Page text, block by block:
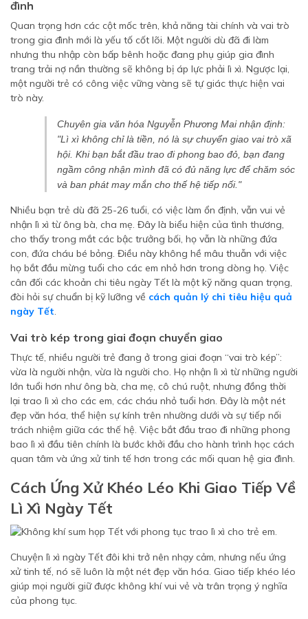
đình
Quan trọng hơn các cột mốc trên, khả năng tài chính và vai trò
trong gia đình mới là yếu tố cốt lõi. Một người dù đã đi làm
nhưng thu nhập còn bấp bênh hoặc đang phụ giúp gia đình
trang trải nợ nần thường sẽ không bị áp lực phải lì xì. Ngược lại,
một người trẻ có công việc vững vàng sẽ tự giác thực hiện vai
trò này.
Chuyên gia văn hóa Nguyễn Phương Mai nhận định:
"Lì xì không chỉ là tiền, nó là sự chuyển giao vai trò xã
hội. Khi bạn bắt đầu trao đi phong bao đỏ, bạn đang
ngầm công nhận mình đã có đủ năng lực để chăm sóc
và ban phát may mắn cho thế hệ tiếp nối."
Nhiều bạn trẻ dù đã 25-26 tuổi, có việc làm ổn định, vẫn vui vẻ
nhận lì xì từ ông bà, cha mẹ. Đây là biểu hiện của tình thương,
cho thấy trong mắt các bậc trưởng bối, họ vẫn là những đứa
con, đứa cháu bé bỏng. Điều này không hề mâu thuẫn với việc
họ bắt đầu mừng tuổi cho các em nhỏ hơn trong dòng họ. Việc
cân đối các khoản chi tiêu ngày Tết là một kỹ năng quan trọng,
đòi hỏi sự chuẩn bị kỹ lưỡng về cách quản lý chi tiêu hiệu quả
ngày Tết.
Vai trò kép trong giai đoạn chuyển giao
Thực tế, nhiều người trẻ đang ở trong giai đoạn “vai trò kép”:
vừa là người nhận, vừa là người cho. Họ nhận lì xì từ những người
lớn tuổi hơn như ông bà, cha mẹ, cô chú ruột, nhưng đồng thời
lại trao lì xì cho các em, các cháu nhỏ tuổi hơn. Đây là một nét
đẹp văn hóa, thể hiện sự kính trên nhường dưới và sự tiếp nối
trách nhiệm giữa các thế hệ. Việc bắt đầu trao đi những phong
bao lì xì đầu tiên chính là bước khởi đầu cho hành trình học cách
quan tâm và ứng xử tinh tế hơn trong các mối quan hệ gia đình.
Cách Ứng Xử Khéo Léo Khi Giao Tiếp Về
Lì Xì Ngày Tết
Chuyện lì xì ngày Tết đôi khi trở nên nhạy cảm, nhưng nếu ứng
xử tinh tế, nó sẽ luôn là một nét đẹp văn hóa. Giao tiếp khéo léo
giúp mọi người giữ được không khí vui vẻ và trân trọng ý nghĩa
của phong tục.